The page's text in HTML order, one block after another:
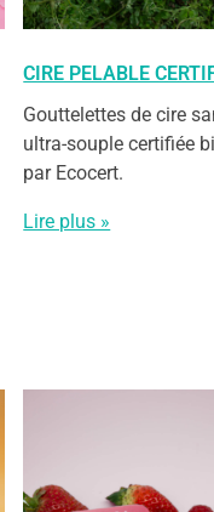
CIRE PELABLE
Gouttelettes de cire
ultra-souple certifiée
par Ecocert.
Lire plus »